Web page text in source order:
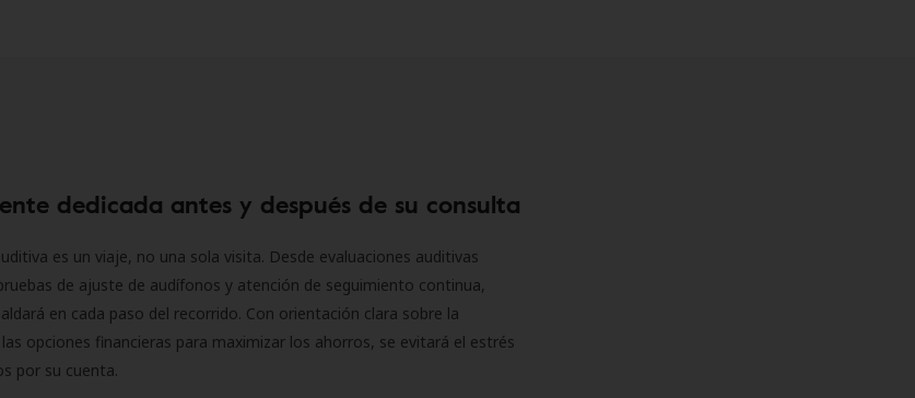
dedicada antes y después de su consulta
es un viaje, no una sola visita. Desde evaluaciones auditivas
de ajuste de audífonos y atención de seguimiento continua,
en cada paso del recorrido. Con orientación clara sobre la
opciones financieras para maximizar los ahorros, se evitará el estrés
por su cuenta.